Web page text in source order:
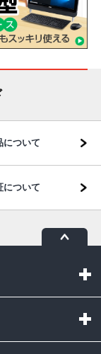
について
について